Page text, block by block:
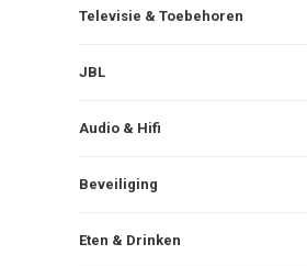
Televisie & Toebehoren
JBL
Audio & Hifi
Beveiliging
Eten & Drinken